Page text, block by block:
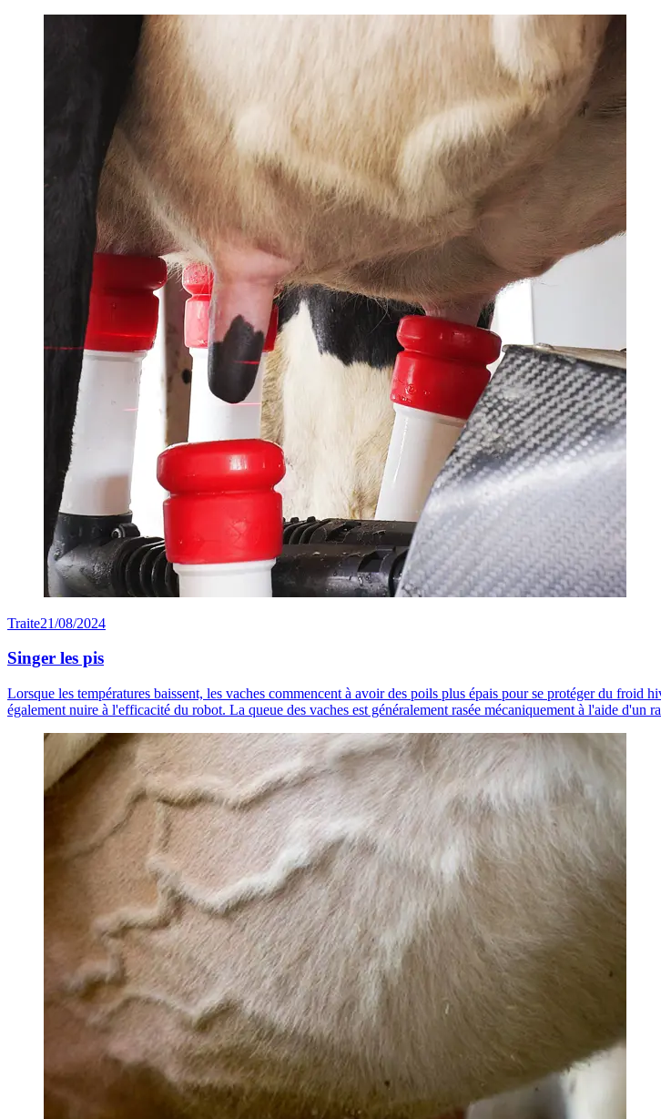
Traite21/08/2024
Singer les pis
Lorsque les températures baissent, les vaches commencent à avoir des poils plus épais pour se protéger du froid
également nuire à l'efficacité du robot. La queue des vaches est généralement rasée mécaniquement à l'aide